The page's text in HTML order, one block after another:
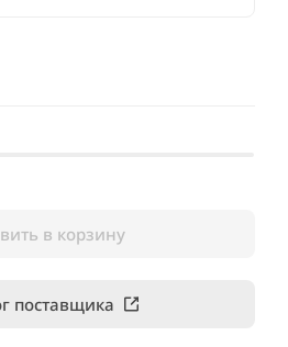
в корзину
поставщика